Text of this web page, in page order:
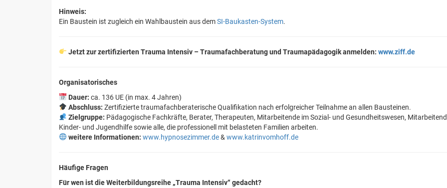
Hinweis:
Ein Baustein ist zugleich ein Wahlbaustein aus demSI-Baukasten-System.
Jetzt zur zertifizierten Trauma Intensiv – Traumafachberatung und Traumapädagogik anmelden: www.ziff.de
Organisatorisches
Dauer: ca. 136 UE (in max. 4 Jahren)
Abschluss: Zertifizierte traumafachberaterische Qualifikation nach erfolgreicher Teilnahme an allen Bausteinen.
Zielgruppe: Pädagogische Fachkräfte, Berater, Therapeuten, Mitarbeitende im Sozial- und Gesundheitswesen,
Kinder- und Jugendhilfe sowie alle, die professionell mit belasteten Familien arbeiten.
weitere Informationen: www.hypnosezimmer.de& www.katrinvomhoff.de
Häufige Fragen
Für wen ist die Weiterbildungsreihe „Trauma Intensiv“ gedacht?